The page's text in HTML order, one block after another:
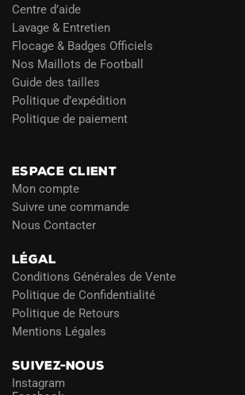
Centre d’aide
Lavage & Entretien
Flocage & Badges Officiels
Nos Maillots de Football
Guide des tailles
Politique d’expédition
Politique de paiement
ESPACE CLIENT
Mon compte
Suivre une commande
Nous Contacter
LÉGAL
Conditions Générales de Vente
Politique de Confidentialité
Politique de Retours
Mentions Légales
SUIVEZ-NOUS
Instagram